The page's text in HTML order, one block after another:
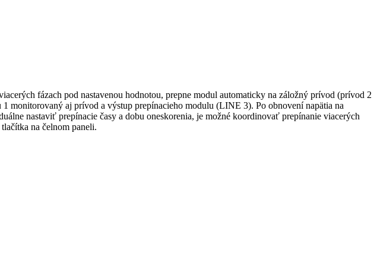
fázach pod nastavenou hodnotou, prepne modul automaticky na záložný prívod (prívod 2
monitorovaný aj prívod a výstup prepínacieho modulu (LINE 3). Po obnovení napätia na
nastaviť prepínacie časy a dobu oneskorenia, je možné koordinovať prepínanie viacerých
na čelnom paneli.